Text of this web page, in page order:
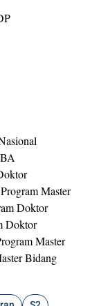
Master
Doktor
Doktor
Master
Bidang